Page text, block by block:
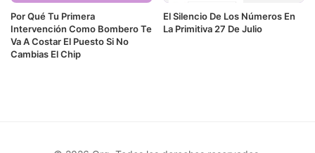
Por Qué Tu Primera
Intervención Como Bombero Te
Va A Costar El Puesto Si No
Cambias El Chip
El Silencio De Los Números En
La Primitiva 27 De Julio